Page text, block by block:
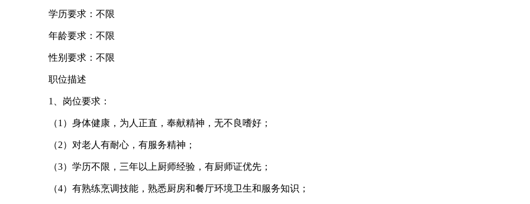
学历要求：不限
年龄要求：不限
性别要求：不限
职位描述
1、岗位要求：
（1）身体健康，为人正直，奉献精神，无不良嗜好；
（2）对老人有耐心，有服务精神；
（3）学历不限，三年以上厨师经验，有厨师证优先；
（4）有熟练烹调技能，熟悉厨房和餐厅环境卫生和服务知识；